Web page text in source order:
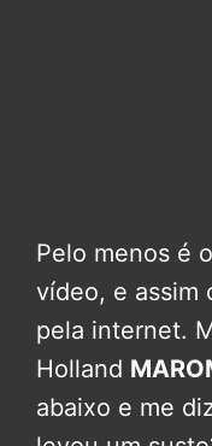
Pelo menos é
vídeo, e assim
pela internet.
Holland
abaixo e me